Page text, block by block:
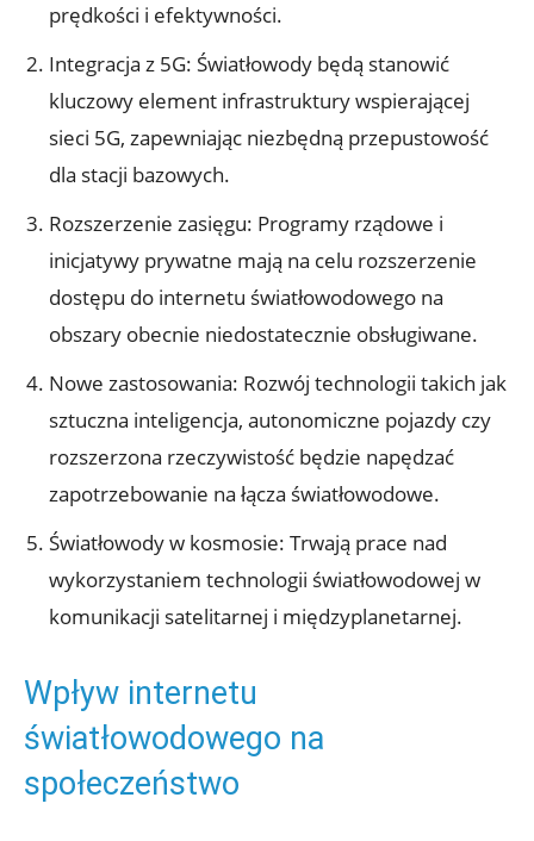
prędkości i efektywności.
Integracja z 5G: Światłowody będą stanowić
kluczowy element infrastruktury wspierającej
sieci 5G, zapewniając niezbędną przepustowość
dla stacji bazowych.
Rozszerzenie zasięgu: Programy rządowe i
inicjatywy prywatne mają na celu rozszerzenie
dostępu do internetu światłowodowego na
obszary obecnie niedostatecznie obsługiwane.
Nowe zastosowania: Rozwój technologii takich jak
sztuczna inteligencja, autonomiczne pojazdy czy
rozszerzona rzeczywistość będzie napędzać
zapotrzebowanie na łącza światłowodowe.
Światłowody w kosmosie: Trwają prace nad
wykorzystaniem technologii światłowodowej w
komunikacji satelitarnej i międzyplanetarnej.
Wpływ internetu
światłowodowego na
społeczeństwo